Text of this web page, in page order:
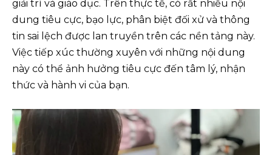
giải trí và giáo dục. Trên thực tế, có rất nhiều nội
dung tiêu cực, bạo lực, phân biệt đối xử và thông
tin sai lệch được lan truyền trên các nền tảng này.
Việc tiếp xúc thường xuyên với những nội dung
này có thể ảnh hưởng tiêu cực đến tâm lý, nhận
thức và hành vi của bạn.